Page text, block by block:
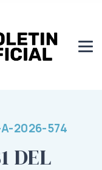
2026-574
DEL